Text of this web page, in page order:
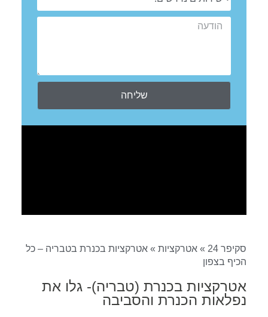
סקיפר 24 » אטרקציות» אטרקציות בכנרת בטבריה – כל
הכיף בצפון
אטרקציות בכנרת (טבריה)- גלו את
נפלאות הכנרת והסביבה
שליחה